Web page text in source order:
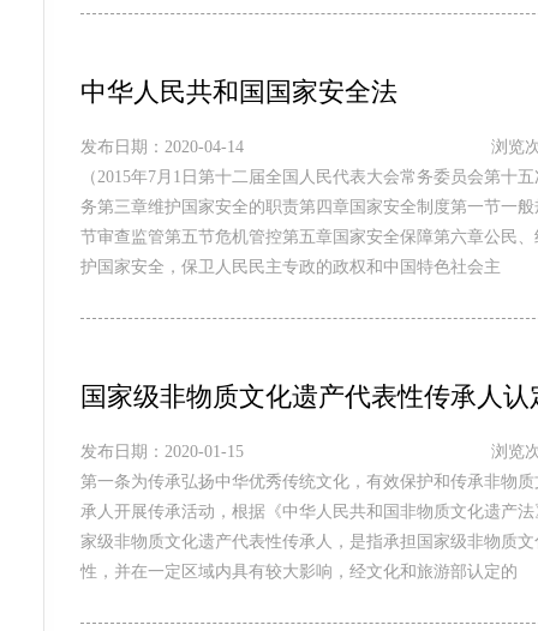
中华人民共和国国家安全法
发布日期：2020-04-14
浏览
（2015年7月1日第十二届全国人民代表大会常务委员会第十
务第三章维护国家安全的职责第四章国家安全制度第一节一
节审查监管第五节危机管控第五章国家安全保障第六章公民
护国家安全，保卫人民民主专政的政权和中国特色社会主
国家级非物质文化遗产代表性传承人
发布日期：2020-01-15
浏览
第一条为传承弘扬中华优秀传统文化，有效保护和传承非物
承人开展传承活动，根据《中华人民共和国非物质文化遗产
家级非物质文化遗产代表性传承人，是指承担国家级非物质
性，并在一定区域内具有较大影响，经文化和旅游部认定的